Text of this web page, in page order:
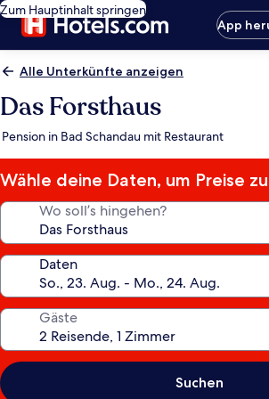
Zum Hauptinhalt springen
App
Alle Unterkünfte anzeigen
Das Forsthaus
Pension in Bad Schandau mit Restaurant
Wähle deine Daten, um Preise
Wo soll’s hingehen?
Daten
Gäste
Suchen